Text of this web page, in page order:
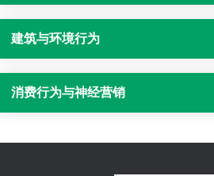
建筑与环境行为
消费行为与神经营销